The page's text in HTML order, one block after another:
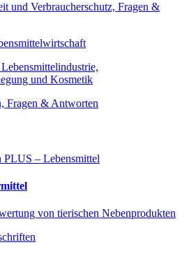
und Verbraucherschutz, Fragen &
und Kosmetik
Fragen & Antworten
– Lebensmittel
von tierischen Nebenprodukten